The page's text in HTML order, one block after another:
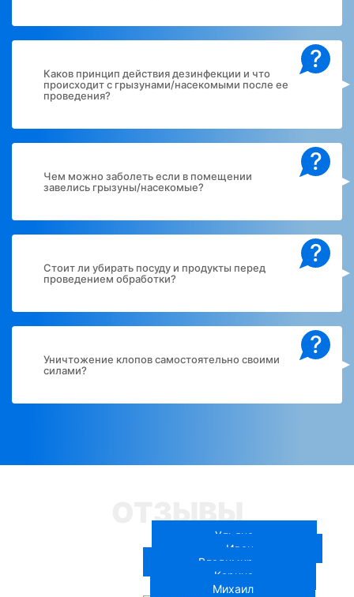
?
Каков принцип действия дезинфекции и что
происходит с грызунами/насекомыми после ее
проведения?
?
Чем можно заболеть если в помещении
завелись грызуны/насекомые?
?
Стоит ли убирать посуду и продукты перед
проведением обработки?
?
Уничтожение клопов самостоятельно своими
силами?
ОТЗЫВЫ
Ульяна
Иван
Владимир
Карина
Михаил